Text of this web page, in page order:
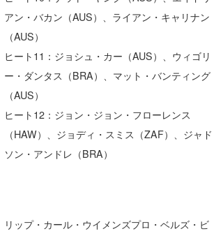
アン・バカン（AUS）、ライアン・キャリナン
（AUS）
ヒート11：ジョシュ・カー（AUS）、ウィゴリ
ー・ダンタス（BRA）、マット・バンティング
（AUS）
ヒート12：ジョン・ジョン・フローレンス
（HAW）、ジョディ・スミス（ZAF）、ジャド
ソン・アンドレ（BRA）
リップ・カール・ウイメンズプロ・ベルズ・ビ